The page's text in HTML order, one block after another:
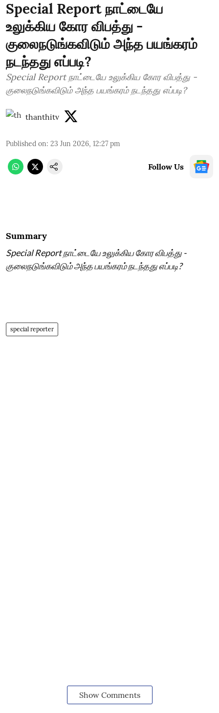
Special Report நாட்டையே
உலுக்கிய கோர விபத்து -
குலைநடுங்கவிடும் அந்த பயங்கரம்
நடந்தது எப்படி?
Special Report நாட்டையே உலுக்கிய கோர விபத்து -
குலைநடுங்கவிடும் அந்த பயங்கரம் நடந்தது எப்படி?
thanthitv
Published on: 23 Jun 2026, 12:27 pm
Follow Us
Summary
Special Report நாட்டையே உலுக்கிய கோர விபத்து -
குலைநடுங்கவிடும் அந்த பயங்கரம் நடந்தது எப்படி?
special reporter
Show Comments